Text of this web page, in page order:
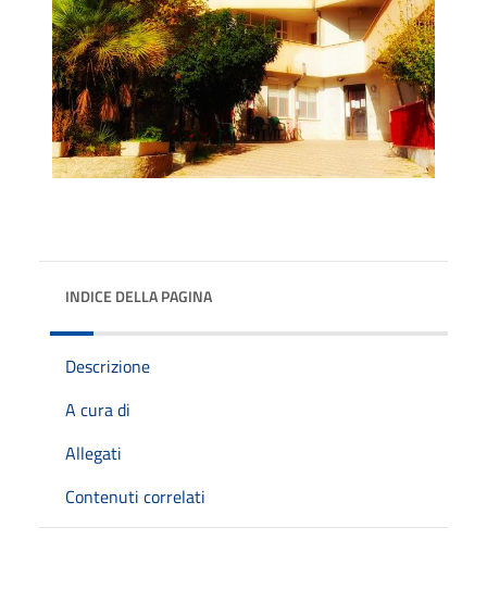
INDICE DELLA PAGINA
Descrizione
A cura di
Allegati
Contenuti correlati